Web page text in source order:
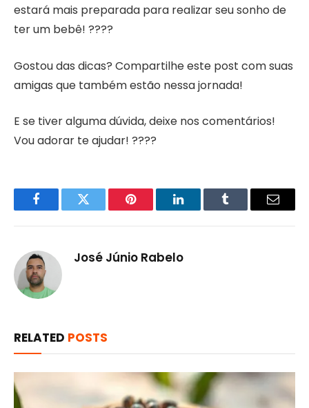
estará mais preparada para realizar seu sonho de
ter um bebê! ????
Gostou das dicas? Compartilhe este post com suas
amigas que também estão nessa jornada!
E se tiver alguma dúvida, deixe nos comentários!
Vou adorar te ajudar! ????
FacebookTwitter Pinterest LinkedInTumblr Email
José Júnio Rabelo
RELATED POSTS